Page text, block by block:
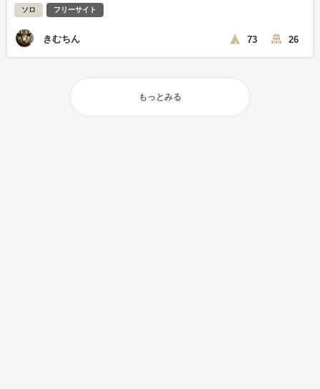
ソロ フリーサイト
きむちん 73 26
もっとみる